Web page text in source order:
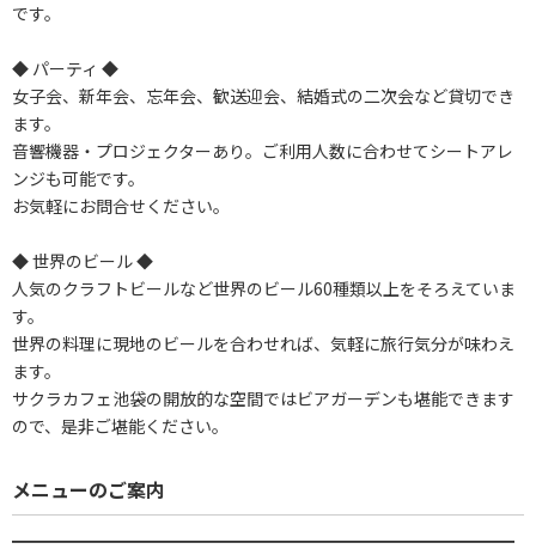
です。
◆ パーティ ◆
女子会、新年会、忘年会、歓送迎会、結婚式の二次会など貸切でき
ます。
音響機器・プロジェクターあり。ご利用人数に合わせてシートアレ
ンジも可能です。
お気軽にお問合せください。
◆ 世界のビール ◆
人気のクラフトビールなど世界のビール60種類以上をそろえていま
す。
世界の料理に現地のビールを合わせれば、気軽に旅行気分が味わえ
ます。
サクラカフェ池袋の開放的な空間ではビアガーデンも堪能できます
ので、是非ご堪能ください。
メニューのご案内
━━━━━━━━━━━━━━━━━━━━━━━━━━━━━━